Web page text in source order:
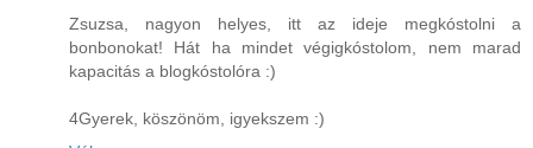
Zsuzsa, nagyon helyes, itt az ideje megkóstolni a
bonbonokat! Hát ha mindet végigkóstolom, nem marad
kapacitás a blogkóstolóra :)
4Gyerek, köszönöm, igyekszem :)